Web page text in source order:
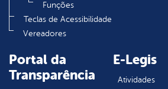
Funções
Teclas de Acessibilidade
Vereadores
Portal da
Transparência
E-Legis
Atividades